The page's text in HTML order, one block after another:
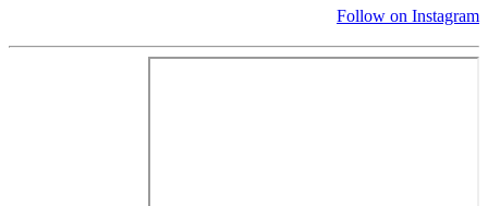
Follow on Instagram